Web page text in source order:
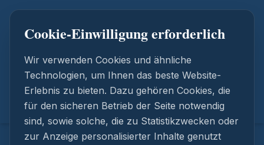
Cookie-Einwilligung erforderlich
Wir verwenden Cookies und ähnliche
Technologien, um Ihnen das beste Website-
Erlebnis zu bieten. Dazu gehören Cookies, die
für den sicheren Betrieb der Seite notwendig
sind, sowie solche, die zu Statistikzwecken oder
zur Anzeige personalisierter Inhalte genutzt
Zum Hauptinhalt springen